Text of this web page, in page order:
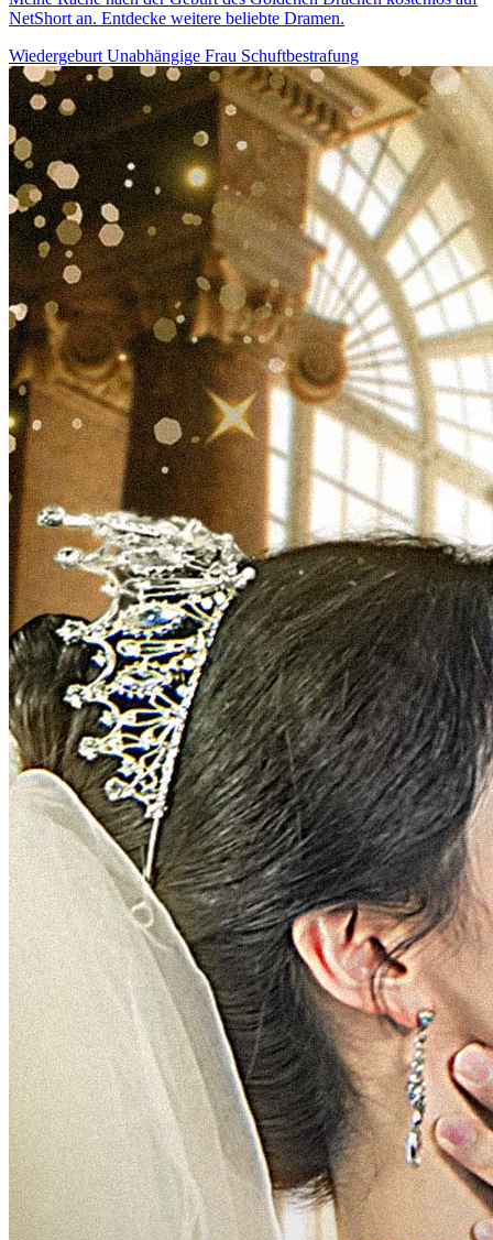
NetShort an. Entdecke weitere beliebte Dramen.
Wiedergeburt Unabhängige Frau Schuftbestrafung